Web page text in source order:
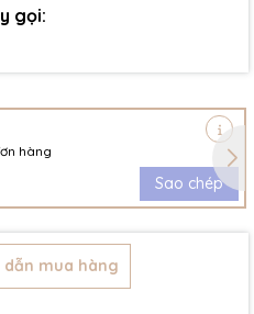
gọi:
hàng
Sao chép
dẫn mua hàng